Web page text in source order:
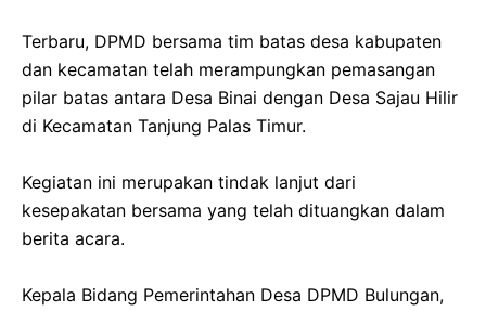
‎Terbaru, DPMD bersama tim batas desa kabupaten
dan kecamatan telah merampungkan pemasangan
pilar batas antara Desa Binai dengan Desa Sajau Hilir
di Kecamatan Tanjung Palas Timur.
‎​Kegiatan ini merupakan tindak lanjut dari
kesepakatan bersama yang telah dituangkan dalam
berita acara.
‎Kepala Bidang Pemerintahan Desa DPMD Bulungan,